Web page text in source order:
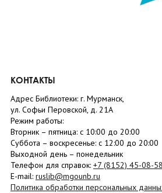
КОНТАКТЫ
Адрес Библиотеки: г. Мурманск,
ул. Софьи Перовской, д. 21А
Режим работы:
Вторник – пятница: с 10:00 до 20:00
Суббота – воскресенье: c 12:00 до 20:00
Выходной день – понедельник
Телефон для справок: +7 (8152) 45-08-58
E-mail: ruslib@mgounb.ru
Политика обработки персональных